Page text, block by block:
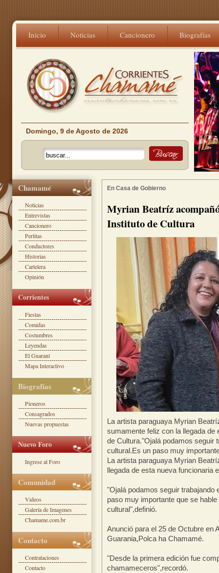
Inicio Noticias Cancionero Biografías
Domingo, 9 de Agosto de 2026
En Casa de Gobierno
Myrian Beatríz
Instituto de Cultura
La artista paraguaya Myrian
sumamente feliz con la llegada de
de Cultura."Ojalá podamos seguir
cultural.Es un paso muy
La artista paraguaya Myrian
llegada de esta nueva funcionaria
"Ojalá podamos seguir trabajando
paso muy importante que se
cultural",definió.
Anunció para el 25 de Octubre en
Guarania,Polca ha Chamamé.
"Desde la primera edición fue
chamameceros",recordó.
Chamamé
Noticias
Entrevistas
Cancionero
Perlitas
Conductores
Historias
Cartelera
Opinión
Corrientes
Fiestas
Comidas
Costumbres
Leyendas
El Guaraní
Mapa Interactivo
Biografías
Pioneros
Consagrados
Nuevas propuestas
Nuevo Foro
Ingrese al Foro
Comunidad
Videos
Galería de Imagenes
Chamame.com.br
Contacto
Contrataciones
Contacto